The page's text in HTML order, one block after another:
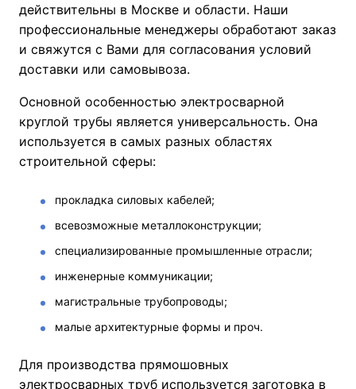
действительны в Москве и области. Наши
профессиональные менеджеры обработают заказ
и свяжутся с Вами для согласования условий
доставки или самовывоза.
Основной особенностью электросварной
круглой трубы является универсальность. Она
используется в самых разных областях
строительной сферы:
прокладка силовых кабелей;
всевозможные металлоконструкции;
специализированные промышленные отрасли;
инженерные коммуникации;
магистральные трубопроводы;
малые архитектурные формы и проч.
Для производства прямошовных
электросварных труб используется заготовка в